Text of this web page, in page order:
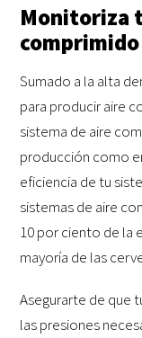
Monitoriza
comprimido
Sumado a la alta
para producir aire
sistema de aire
producción como
eficiencia de tu
sistemas de aire
10 por ciento de la
mayoría de las
Asegurarte de que
las presiones